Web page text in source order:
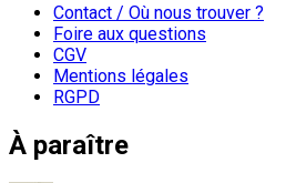
Contact / Où nous trouver ?
Foire aux questions
CGV
Mentions légales
RGPD
À paraître